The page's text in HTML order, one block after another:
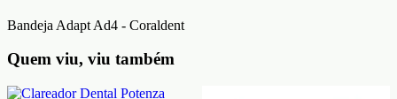
Bandeja Adapt Ad4 - Coraldent
Quem viu, viu também